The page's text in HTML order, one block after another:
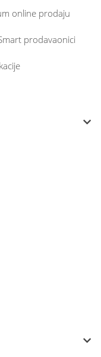
online prodaju
prodavaonici